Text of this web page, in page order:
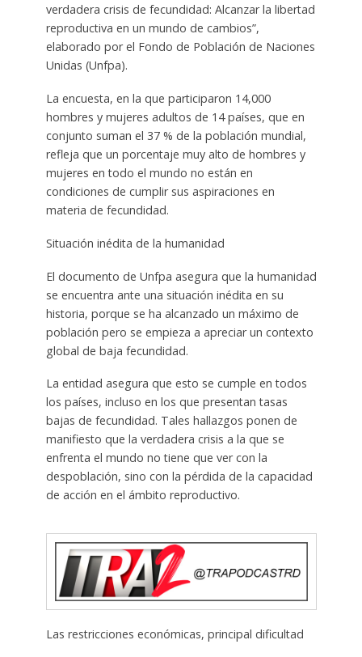
verdadera crisis de fecundidad: Alcanzar la libertad
reproductiva en un mundo de cambios”,
elaborado por el Fondo de Población de Naciones
Unidas (Unfpa).
La encuesta, en la que participaron 14,000
hombres y mujeres adultos de 14 países, que en
conjunto suman el 37 % de la población mundial,
refleja que un porcentaje muy alto de hombres y
mujeres en todo el mundo no están en
condiciones de cumplir sus aspiraciones en
materia de fecundidad.
Situación inédita de la humanidad
El documento de Unfpa asegura que la humanidad
se encuentra ante una situación inédita en su
historia, porque se ha alcanzado un máximo de
población pero se empieza a apreciar un contexto
global de baja fecundidad.
La entidad asegura que esto se cumple en todos
los países, incluso en los que presentan tasas
bajas de fecundidad. Tales hallazgos ponen de
manifiesto que la verdadera crisis a la que se
enfrenta el mundo no tiene que ver con la
despoblación, sino con la pérdida de la capacidad
de acción en el ámbito reproductivo.
Las restricciones económicas, principal dificultad